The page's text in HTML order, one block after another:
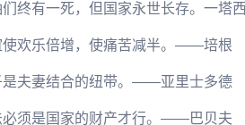
终有一死，但国家永世长存。一塔
使欢乐倍增，使痛苦减半。——培根
是夫妻结合的纽带。——亚里士多德
必须是国家的财产才行。——巴贝夫